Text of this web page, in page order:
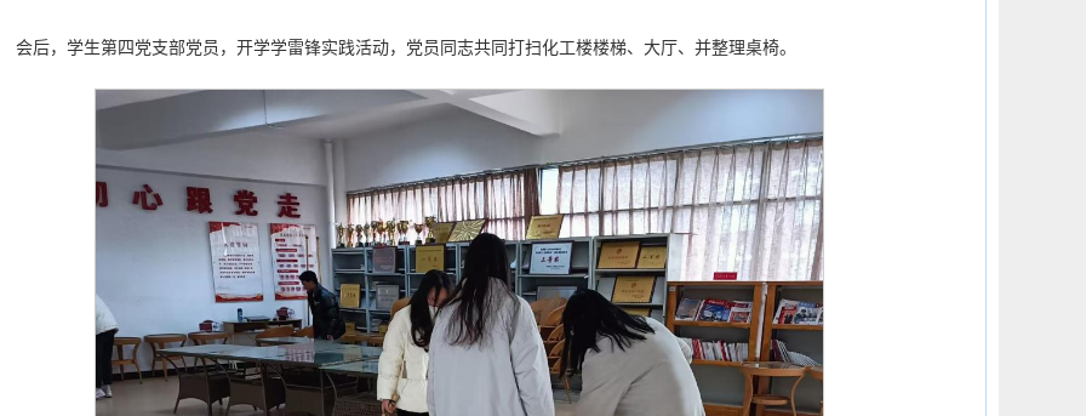
会后，学生第四党支部党员，开学学雷锋实践活动，党员同志共同打扫化工楼楼梯、大厅、并整理桌椅。